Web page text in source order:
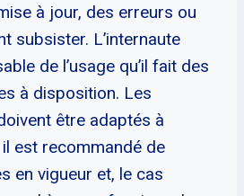
à jour, des erreurs ou
subsister. L’internaute
de l’usage qu’il fait des
à disposition. Les
être adaptés à
est recommandé de
en vigueur et, le cas